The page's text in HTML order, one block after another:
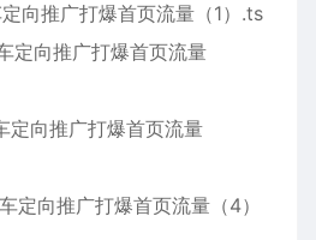
向推广打爆首页流量（1）.ts
定向推广打爆首页流量
定向推广打爆首页流量
定向推广打爆首页流量（4）